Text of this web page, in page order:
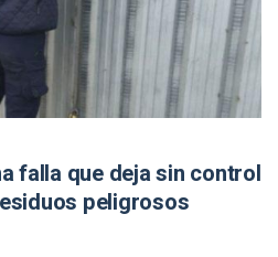
falla que deja sin control
peligrosos